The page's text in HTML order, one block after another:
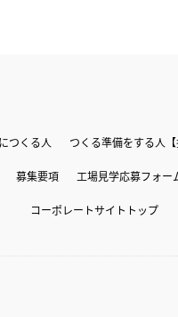
つくる人 つくる準備をする人【
募集要項 工場見学応募フォー
コーポレートサイトトップ